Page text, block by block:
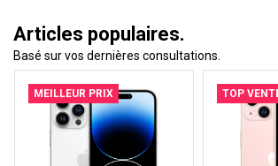
Articles populaires.
Basé sur vos dernières consultations.
MEILLEUR PRIX TOP